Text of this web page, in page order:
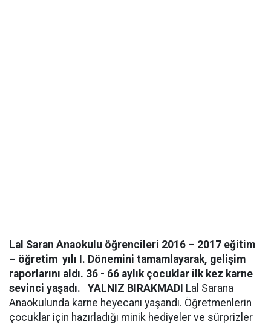
Lal Saran Anaokulu öğrencileri 2016 – 2017 eğitim
– öğretim yılı I. Dönemini tamamlayarak, gelişim
raporlarını aldı. 36 - 66 aylık çocuklar ilk kez karne
sevinci yaşadı.
YALNIZ BIRAKMADI Lal Sarana
Anaokulunda karne heyecanı yaşandı. Öğretmenlerin
çocuklar için hazırladığı minik hediyeler ve sürprizler